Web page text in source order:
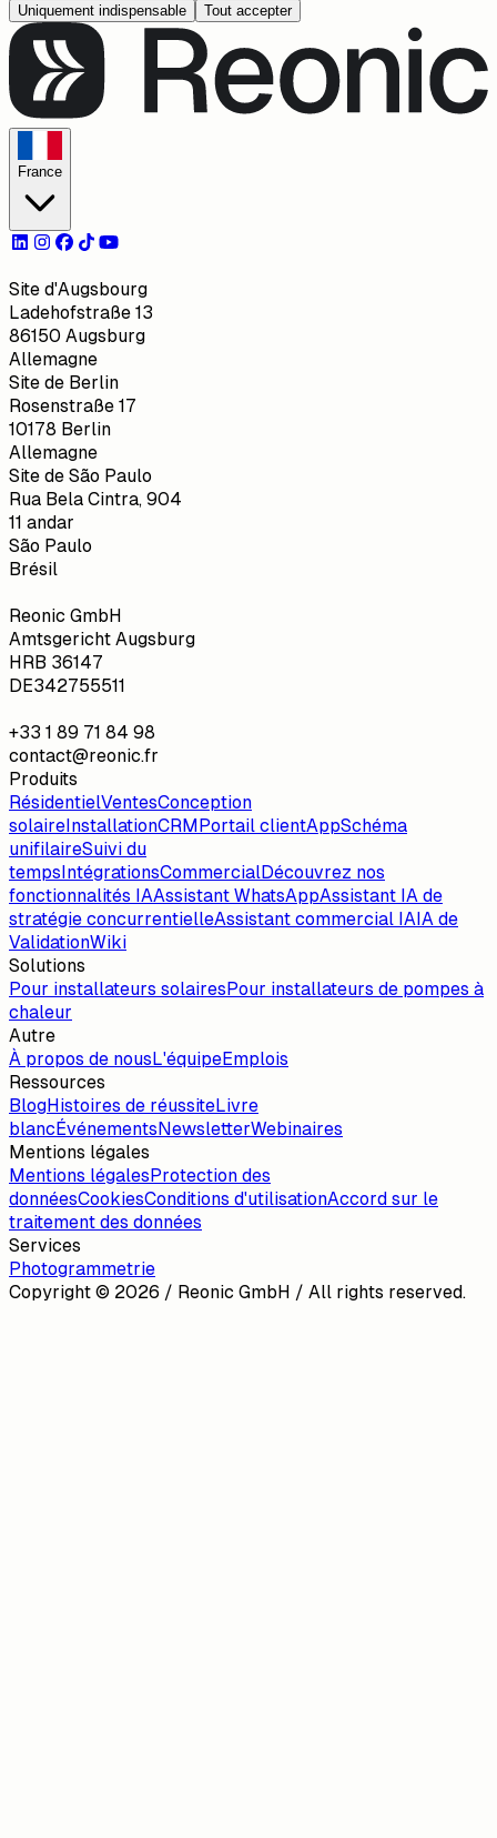
Uniquement indispensable Tout accepter
France
Site d'Augsbourg
Ladehofstraße 13
86150 Augsburg
Allemagne
Site de Berlin
Rosenstraße 17
10178 Berlin
Allemagne
Site de São Paulo
Rua Bela Cintra, 904
11 andar
São Paulo
Brésil
Reonic GmbH
Amtsgericht Augsburg
HRB 36147
DE342755511
+33 1 89 71 84 98
contact@reonic.fr
Produits
RésidentielVentesConception
solaire InstallationCRM Portail clientAppSchéma
unifilaireSuivi du
temps IntégrationsCommercialDécouvrez nos
fonctionnalités IAAssistant WhatsAppAssistant IA de
stratégie concurrentielleAssistant commercial IA IA de
ValidationWiki
Solutions
Pour installateurs solaires Pour installateurs de pompes à
chaleur
Autre
À propos de nous L'équipeEmplois
Ressources
BlogHistoires de réussiteLivre
blanc Événements NewsletterWebinaires
Mentions légales
Mentions légales Protection des
donnéesCookiesConditions d'utilisationAccord sur le
traitement des données
Services
Photogrammetrie
Copyright © 2026 / Reonic GmbH / All rights reserved.